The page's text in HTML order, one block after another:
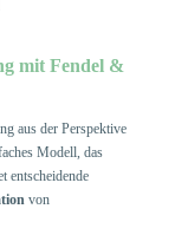
mit Fendel &
aus der Perspektive
Modell, das
entscheidende
von